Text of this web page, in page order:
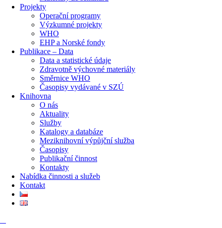
Projekty
Operační programy
Výzkumné projekty
WHO
EHP a Norské fondy
Publikace – Data
Data a statistické údaje
Zdravotně výchovné materiály
Směrnice WHO
Časopisy vydávané v SZÚ
Knihovna
O nás
Aktuality
Služby
Katalogy a databáze
Meziknihovní výpůjční služba
Časopisy
Publikační činnost
Kontakty
Nabídka činnosti a služeb
Kontakt